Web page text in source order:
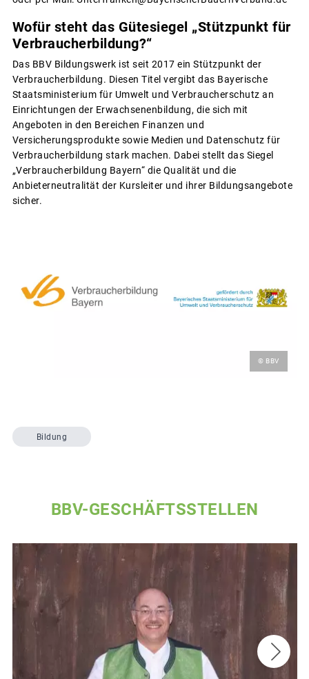
Wofür steht das Gütesiegel „Stützpunkt für
Verbraucherbildung?“
Das BBV Bildungswerk ist seit 2017 ein Stützpunkt der
Verbraucherbildung. Diesen Titel vergibt das Bayerische
Staatsministerium für Umwelt und Verbraucherschutz an
Einrichtungen der Erwachsenenbildung, die sich mit
Angeboten in den Bereichen Finanzen und
Versicherungsprodukte sowie Medien und Datenschutz für
Verbraucherbildung stark machen. Dabei stellt das Siegel
„Verbraucherbildung Bayern“ die Qualität und die
Anbieterneutralität der Kursleiter und ihrer Bildungsangebote
sicher.
© BBV
Bildung
BBV-GESCHÄFTSSTELLEN